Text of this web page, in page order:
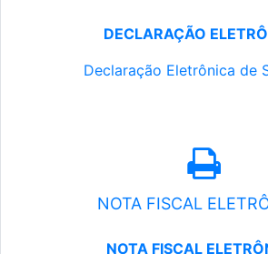
DECLARAÇÃO
Declaração Eletrônica de
NOTA FISCAL
NOTA FISCAL